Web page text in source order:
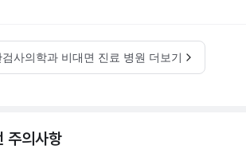
사의학과 비대면 진료 병원 더보기
주의사항